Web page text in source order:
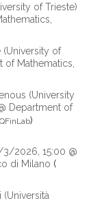
of Trieste)
(University of
of Mathematics,
(University
Department of
QFinLab)
2026, 15:00 @
di Milano (